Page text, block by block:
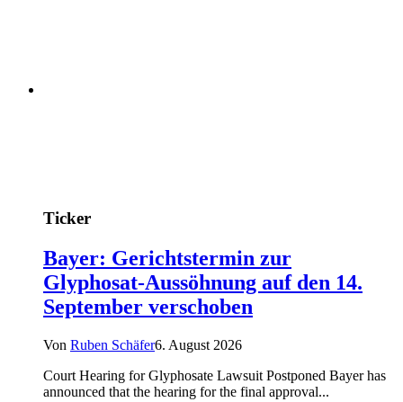
Ticker
Bayer: Gerichtstermin zur
Glyphosat-Aussöhnung auf den 14.
September verschoben
Von Ruben Schäfer6. August 2026
Court Hearing for Glyphosate Lawsuit Postponed Bayer has
announced that the hearing for the final approval...